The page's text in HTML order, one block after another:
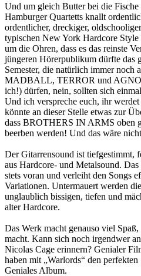
Und um gleich Butter bei die Fische
Hamburger Quartetts knallt
ordentlicher, dreckiger,
typischen New York Hardcore
um die Ohren, dass es das reinste
jüngeren Hörerpublikum dürfte das
Semester, die natürlich immer noch
MADBALL, TERROR und
ich!) dürfen, nein, sollten sich
Und ich verspreche euch, ihr
könnte an dieser Stelle etwas zur
dass BROTHERS IN ARMS oben
beerben werden! Und das wäre
Der Gitarrensound ist tiefgestimmt,
aus Hardcore- und Metalsound.
stets voran und verleiht den Songs
Variationen. Untermauert werden
unglaublich bissigen, tiefen und
alter Hardcore.
Das Werk macht genauso viel
macht. Kann sich noch irgendwer
Nicolas Cage erinnern? Genialer
haben mit „Warlords“ den
Geniales Album.